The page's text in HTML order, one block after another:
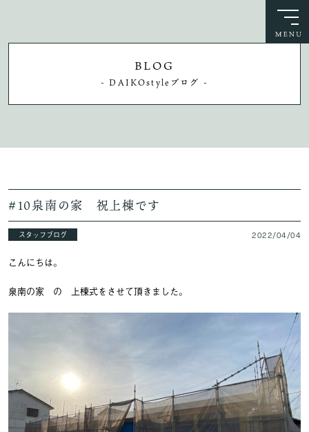
BLOG
- DAIKOstyleブログ -
#10泉南の家 祝上棟です
スタッフブログ 2022/04/04
こんにちは。
泉南の家 の 上棟式をさせて頂きました。